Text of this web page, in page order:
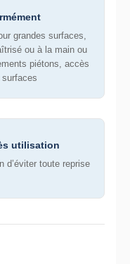
grandes surfaces,
ou à la main ou
piétons, accès
utilisation
d’éviter toute reprise